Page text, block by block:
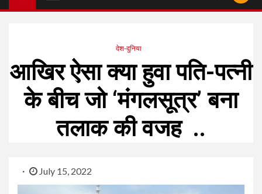
देश-दुनिया
आखिर ऐसा क्या हुवा पति-पत्नी
के बीच जो ‘मंगलसूत्र’ बना
तलाक की वजह ..
July 15, 2022